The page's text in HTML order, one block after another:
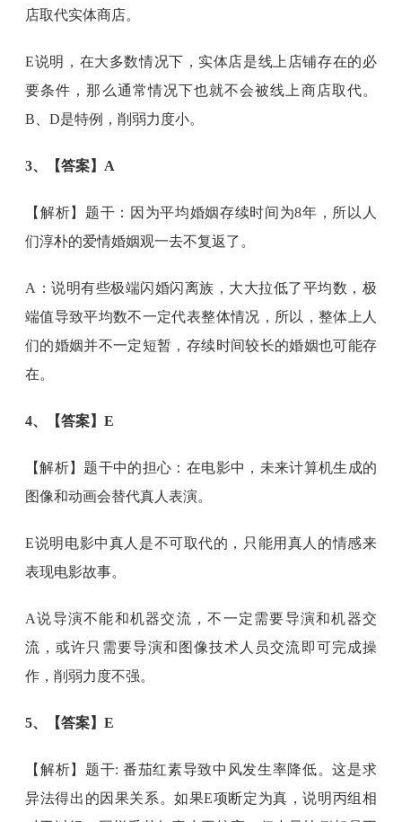
店取代实体商店。
E说明，在大多数情况下，实体店是线上店铺存在的必
要条件，那么通常情况下也就不会被线上商店取代。
B、D是特例，削弱力度小。
3、【答案】A
【解析】题干：因为平均婚姻存续时间为8年，所以人
们淳朴的爱情婚姻观一去不复返了。
A：说明有些极端闪婚闪离族，大大拉低了平均数，极
端值导致平均数不一定代表整体情况，所以，整体上人
们的婚姻并不一定短暂，存续时间较长的婚姻也可能存
在。
4、【答案】E
【解析】题干中的担心：在电影中，未来计算机生成的
图像和动画会替代真人表演。
E说明电影中真人是不可取代的，只能用真人的情感来
表现电影故事。
A说导演不能和机器交流，不一定需要导演和机器交
流，或许只需要导演和图像技术人员交流即可完成操
作，削弱力度不强。
5、【答案】E
【解析】题干: 番茄红素导致中风发生率降低。这是求
异法得出的因果关系。如果E项断定为真，说明丙组相